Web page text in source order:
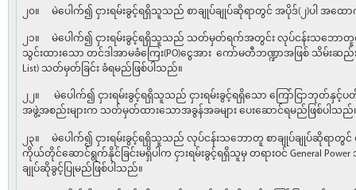
၂၀။ မဲပေါက်၍ ငှားရမ်းခွင့်ရရှိသူသည် စာချုပ်ချုပ်ဆိုရာတွင် အပိုဒ်(၂)ပါ အထ
၂၁။ မဲပေါက်၍ ငှားရမ်းခွင့်ရရှိသူသည် သတ်မှတ်ရက်အတွင်း လုပ်ငန်းသဘောတူစ
သွင်းထားသော တင်ဒါအာမခံကြေး(PO)ငွေအား ကော်မတီဘဏ္ဍာအဖြစ် သိမ်းဆည်
List) သတ်မှတ်ခြင်း ခံရမည်ဖြစ်ပါသည်။
၂၂။ မဲပေါက်၍ ငှားရမ်းခွင့်ရရှိသူသည် ငှားရမ်းခွင့်ရရှိသော ကြော်ငြာဘုတ်နှ
အဖွဲ့အစည်းများက သတ်မှတ်ထားသောအခွန်အခများ ပေးဆောင်ရမည်ဖြစ်ပါသည်
၂၃။ မဲပေါက်၍ ငှားရမ်းခွင့်ရရှိသူသည် လုပ်ငန်းသဘောတူ စာချုပ်ချုပ်ဆိုရာတွင်
ကိုယ်တိုင်ဆောင်ရွက်နိုင်ခြင်းမရှိပါက ငှားရမ်းခွင့်ရရှိသူမှ တရားဝင် General
ချုပ်ဆိုခွင့်ပြုမည်ဖြစ်ပါသည်။